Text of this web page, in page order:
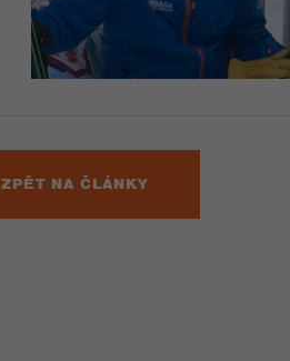
ZPĚT NA ČLÁNKY